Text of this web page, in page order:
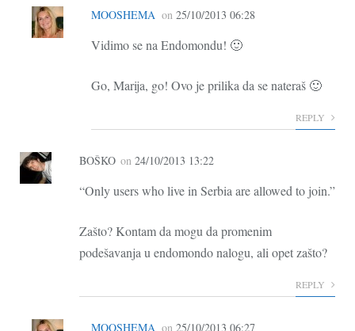
MOOSHEMA on 25/10/2013 06:28
Vidimo se na Endomondu! 🙂
Go, Marija, go! Ovo je prilika da se nateraš 🙂
REPLY
BOŠKO on 24/10/2013 13:22
“Only users who live in Serbia are allowed to join.”
Zašto? Kontam da mogu da promenim
podešavanja u endomondo nalogu, ali opet zašto?
REPLY
MOOSHEMA on 25/10/2013 06:27